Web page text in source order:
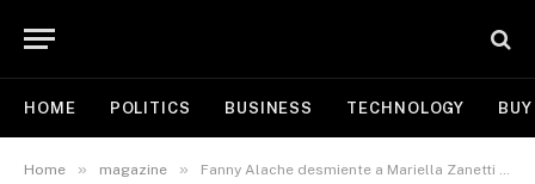
HOME POLITICS BUSINESS TECHNOLOGY
Home » magazine » Fanny Alache desmiente a Mariella Zanetti sobre sus sueldos en los shows | Trome